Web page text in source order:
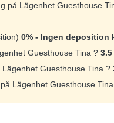
på Lägenhet Guesthouse
0% - Ingen deposition
Guesthouse Tina ?
Guesthouse Tina ?
Lägenhet Guesthouse